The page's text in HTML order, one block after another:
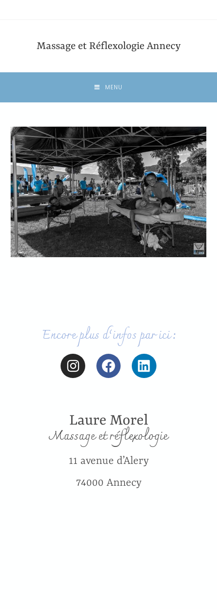
Massage et Réflexologie Annecy
MENU
Encore plus d’infos par ici :
Laure Morel
Massage et réflexologie
11 avenue d’Alery
74000 Annecy